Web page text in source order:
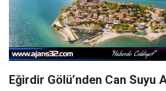
Eğirdir Gölü’nden Can Suyu